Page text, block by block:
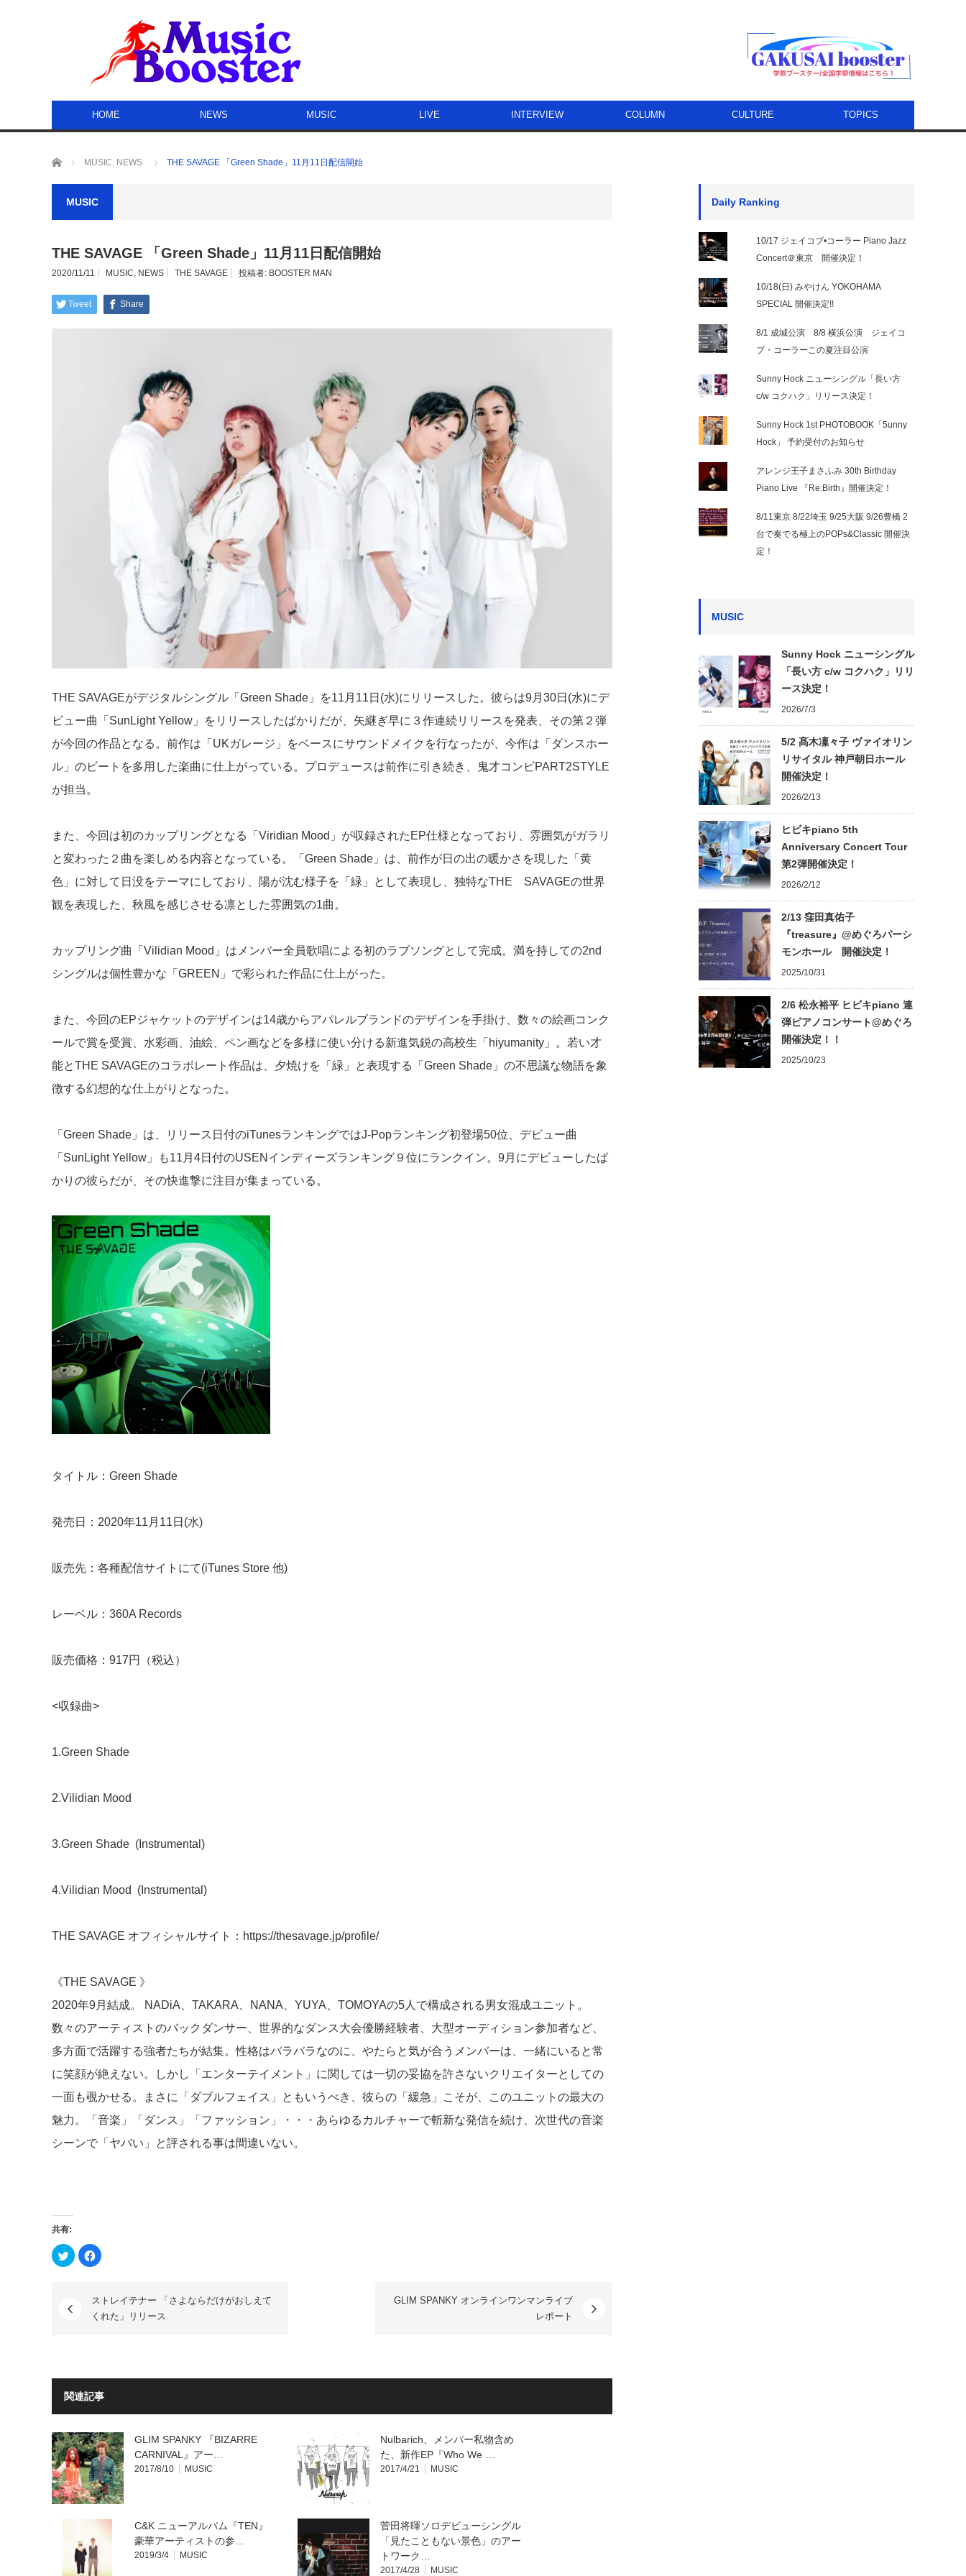
HOME NEWS MUSIC LIVE INTERVIEW COLUMN CULTURE TOPICS
ホーム MUSIC, NEWS THE SAVAGE 「Green Shade」11月11日配信開始
MUSIC
THE SAVAGE 「Green Shade」11月11日配信開始
2020/11/11 MUSIC, NEWS THE SAVAGE 投稿者: BOOSTER MAN
Tweet Share
THE SAVAGEがデジタルシングル「Green Shade」を11月11日(水)にリリースした。彼らは9月30日(水)にデ
ビュー曲「SunLight Yellow」をリリースしたばかりだが、矢継ぎ早に３作連続リリースを発表、その第２弾
が今回の作品となる。前作は「UKガレージ」をベースにサウンドメイクを行なったが、今作は「ダンスホー
ル」のビートを多用した楽曲に仕上がっている。プロデュースは前作に引き続き、鬼才コンビPART2STYLE
が担当。
また、今回は初のカップリングとなる「Viridian Mood」が収録されたEP仕様となっており、雰囲気がガラリ
と変わった２曲を楽しめる内容となっている。「Green Shade」は、前作が日の出の暖かさを現した「黄
色」に対して日没をテーマにしており、陽が沈む様子を「緑」として表現し、独特なTHE SAVAGEの世界
観を表現した、秋風を感じさせる凛とした雰囲気の1曲。
カップリング曲「Vilidian Mood」はメンバー全員歌唱による初のラブソングとして完成。満を持しての2nd
シングルは個性豊かな「GREEN」で彩られた作品に仕上がった。
また、今回のEPジャケットのデザインは14歳からアパレルブランドのデザインを手掛け、数々の絵画コンク
ールで賞を受賞、水彩画、油絵、ペン画などを多様に使い分ける新進気鋭の高校生「hiyumanity」。若い才
能とTHE SAVAGEのコラボレート作品は、夕焼けを「緑」と表現する「Green Shade」の不思議な物語を象
徴する幻想的な仕上がりとなった。
「Green Shade」は、リリース日付のiTunesランキングではJ-Popランキング初登場50位、デビュー曲
「SunLight Yellow」も11月4日付のUSENインディーズランキング９位にランクイン。9月にデビューしたば
かりの彼らだが、その快進撃に注目が集まっている。
タイトル：Green Shade
発売日：2020年11月11日(水)
販売先：各種配信サイトにて(iTunes Store 他)
レーベル：360A Records
販売価格：917円（税込）
<収録曲>
1.Green Shade
2.Vilidian Mood
3.Green Shade (Instrumental)
4.Vilidian Mood (Instrumental)
THE SAVAGE オフィシャルサイト： https://thesavage.jp/profile/
《THE SAVAGE 》
2020年9月結成。 NADiA、TAKARA、NANA、YUYA、TOMOYAの5人で構成される男女混成ユニット。
数々のアーティストのバックダンサー、世界的なダンス大会優勝経験者、大型オーディション参加者など、
多方面で活躍する強者たちが結集。性格はバラバラなのに、やたらと気が合うメンバーは、一緒にいると常
に笑顔が絶えない。しかし「エンターテイメント」に関しては一切の妥協を許さないクリエイターとしての
一面も覗かせる。まさに「ダブルフェイス」ともいうべき、彼らの「緩急」こそが、このユニットの最大の
魅力。「音楽」「ダンス」「ファッション」・・・あらゆるカルチャーで斬新な発信を続け、次世代の音楽
シーンで「ヤバい」と評される事は間違いない。
共有:
ク
リ
Twitter
で
ン
ド
ウ
開
ま
す)
Facebook
で
る
に
は
ク
だ
さ
い
し
ウ
ィ
ン
ド
ウ
で
開
き
ま
ストレイテナー 「さよならだけがおしえて
くれた」リリース
GLIM SPANKY オンラインワンマンライブ
レポート
関連記事
GLIM SPANKY 『BIZARRE
CARNIVAL』アー…
2017/8/10 MUSIC
Nulbarich、メンバー私物含め
た、新作EP『Who We …
2017/4/21 MUSIC
C&K ニューアルバム『TEN』
豪華アーティストの参…
2019/3/4 MUSIC
菅田将暉ソロデビューシングル
「見たこともない景色」のアー
トワーク…
2017/4/28 MUSIC
Daily Ranking
10/17 ジェイコブ•コーラー Piano Jazz
Concert＠東京 開催決定！
10/18(日) みやけん YOKOHAMA
SPECIAL 開催決定!!
8/1 成城公演 8/8 横浜公演 ジェイコ
ブ・コーラーこの夏注目公演
Sunny Hock ニューシングル「長い方
c/w コクハク」リリース決定！
Sunny Hock 1st PHOTOBOOK「5unny
Hock」 予約受付のお知らせ
アレンジ王子まさふみ 30th Birthday
Piano Live 『Re:Birth』開催決定！
8/11東京 8/22埼玉 9/25大阪 9/26豊橋 2
台で奏でる極上のPOPs&Classic 開催決
定！
MUSIC
Sunny Hock ニューシングル
「長い方 c/w コクハク」リリ
ース決定！
2026/7/3
5/2 髙木凜々子 ヴァイオリン
リサイタル 神戸朝日ホール
開催決定！
2026/2/13
ヒビキpiano 5th
Anniversary Concert Tour
第2弾開催決定！
2026/2/12
2/13 窪田真佑子
『treasure』@めぐろパーシ
モンホール 開催決定！
2025/10/31
2/6 松永裕平 ヒビキpiano 連
弾ピアノコンサート@めぐろ
開催決定！！
2025/10/23